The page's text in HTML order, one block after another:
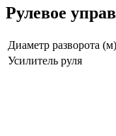
Рулевое
Диаметр разворота (м)
Усилитель руля